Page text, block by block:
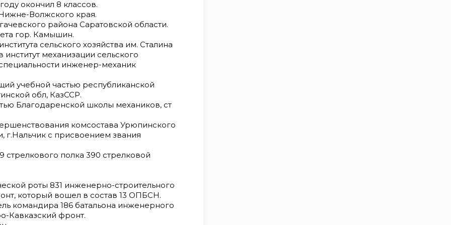
окончил 8 классов.
Волжского края.
района Саратовской области.
гор. Камышин.
сельского хозяйства им. Сталина
институт механизации сельского
инженер-механик
учебной частью республиканской
обл, КазССР.
Благодаренской школы механиков, ст
комсостава Урюпинского
г.Нальчик с присвоением звания
полка 390 стрелковой
роты 831 инженерно-строительного
который вошел в состав 13 ОПБСН.
командира 186 батальона инженерного
Кавказский фронт.